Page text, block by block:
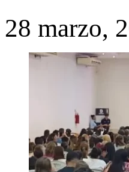
28 marzo,